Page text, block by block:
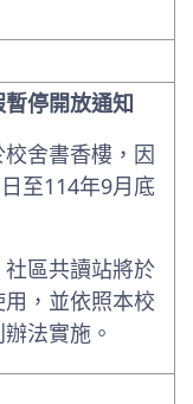
停開放通知
舍書香樓，因
至114年9月底
區共讀站將於
，並依照本校
法實施。